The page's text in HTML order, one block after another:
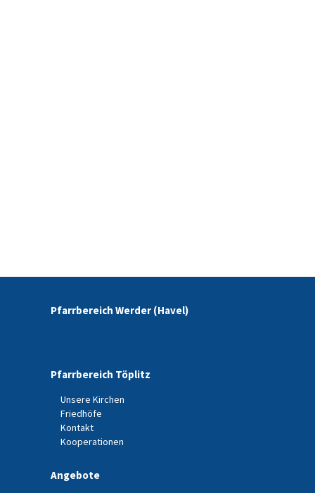
Pfarrbereich Werder (Havel)
Pfarrbereich Töplitz
Unsere Kirchen
Friedhöfe
Kontakt
Kooperationen
Angebote